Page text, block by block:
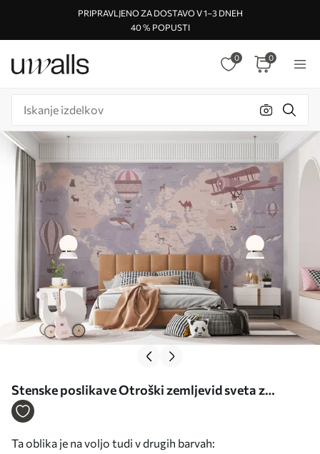
PRIPRAVLJENO ZA DOSTAVO V 1–3 DNEH
40 % POPUSTI
0 0
Stenske poslikave Otroški zemljevid sveta z
živalmi v modri barvi Št. u36066v3
Ta oblika je na voljo tudi v drugih barvah: